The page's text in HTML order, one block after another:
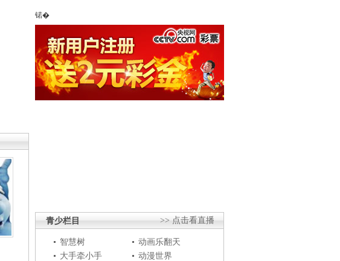
锘�
>> 点击看直播
青少栏目
智慧树
动画乐翻天
大手牵小手
动漫世界